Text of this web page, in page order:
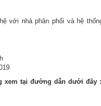
với nhà phân phối và hệ
xem tại đường dẫn dưới đây :